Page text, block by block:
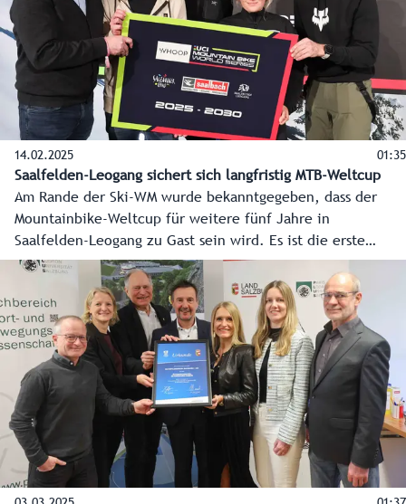
14.02.2025 01:35
Saalfelden-Leogang sichert sich langfristig MTB-Weltcup
Am Rande der Ski-WM wurde bekanntgegeben, dass der
Mountainbike-Weltcup für weitere fünf Jahre in
Saalfelden-Leogang zu Gast sein wird. Es ist die erste
langfristige Vereinbarung dieser Art des Veranstalters
Warner Bros. Discovery (WBD) Sports und einer Region.